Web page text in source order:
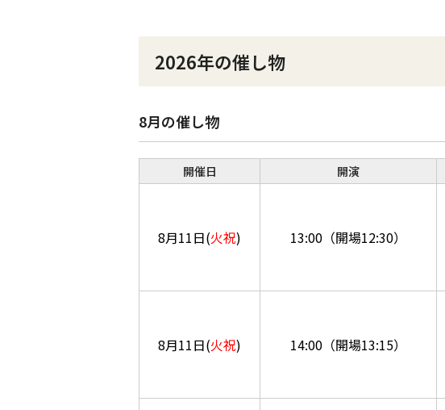
2026年の催し物
8月の催し物
開催日 開演
8月11日(火祝) 13:00（開場12:30）
8月11日(火祝) 14:00（開場13:15）